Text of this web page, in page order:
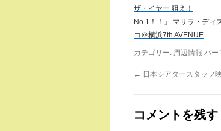
ザ・イヤー 狙え！
No.1！！」 マサラ・ディ
コ＠横浜7th AVENUE
カテゴリー: 周辺情報 パー
← 日本シアタースタッフ
コメントを残す